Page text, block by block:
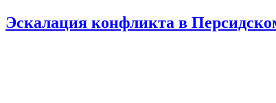
Эскалация конфликта в